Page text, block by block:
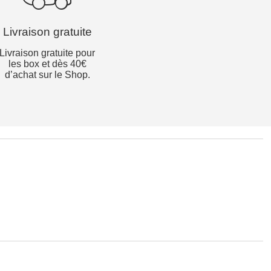
Livraison gratuite
Livraison gratuite pour
les box et dès 40€
d’achat sur le Shop.